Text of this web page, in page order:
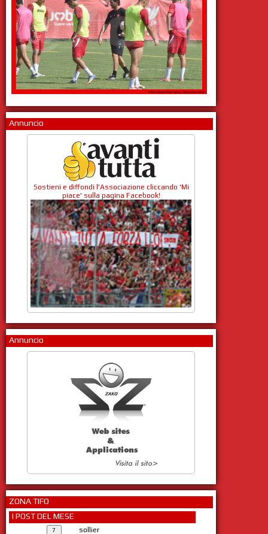
Annuncio
Sostieni e diffondi l'Associazione cliccando 'Mi
piace' sulla pagina Facebook!
Annuncio
ZONA TIFO
I POST DEL MESE
sollier